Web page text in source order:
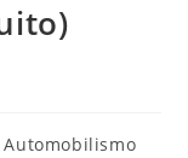
Automobilismo